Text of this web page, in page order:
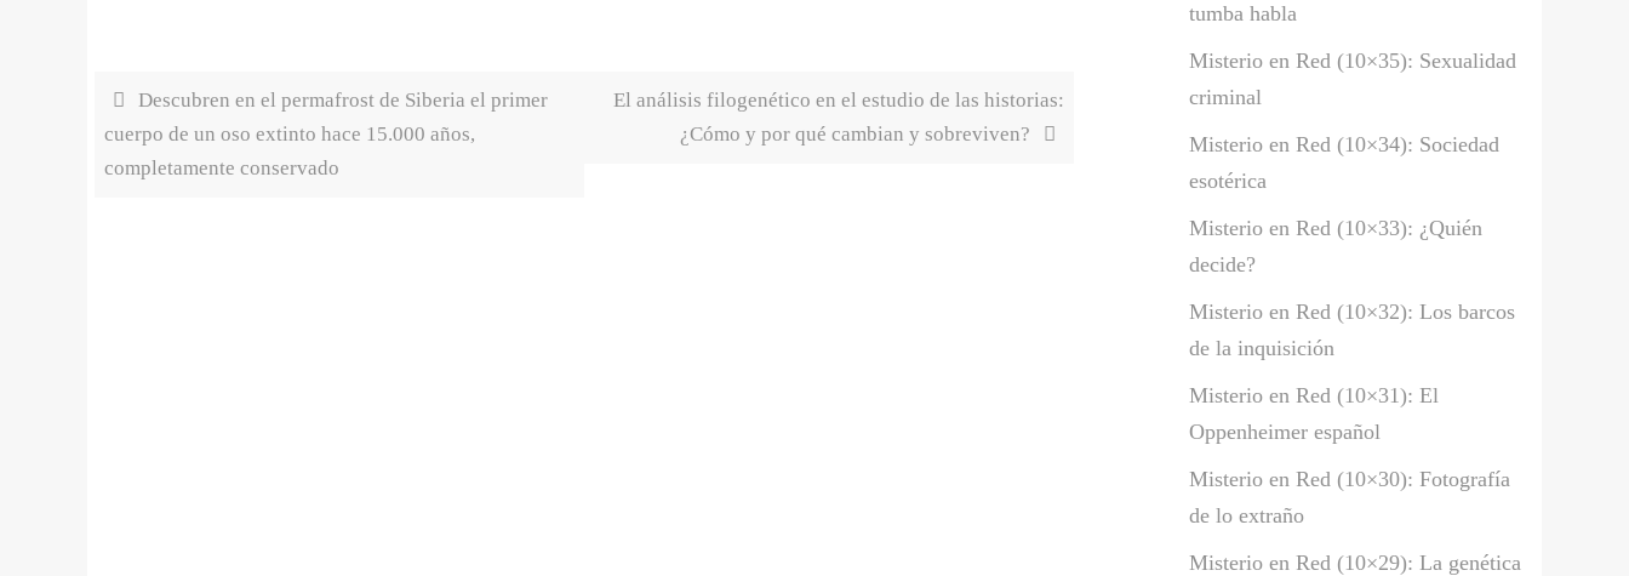
Descubren en el permafrost de Siberia el primer
cuerpo de un oso extinto hace 15.000 años,
completamente conservado
El análisis filogenético en el estudio de las historias:
¿Cómo y por qué cambian y sobreviven?
tumba habla
Misterio en Red (10×35): Sexualidad
criminal
Misterio en Red (10×34): Sociedad
esotérica
Misterio en Red (10×33): ¿Quién
decide?
Misterio en Red (10×32): Los barcos
de la inquisición
Misterio en Red (10×31): El
Oppenheimer español
Misterio en Red (10×30): Fotografía
de lo extraño
Misterio en Red (10×29): La genética